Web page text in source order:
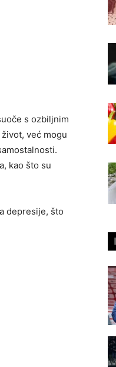
s ozbiljnim
već mogu
kao što su
depresije, što